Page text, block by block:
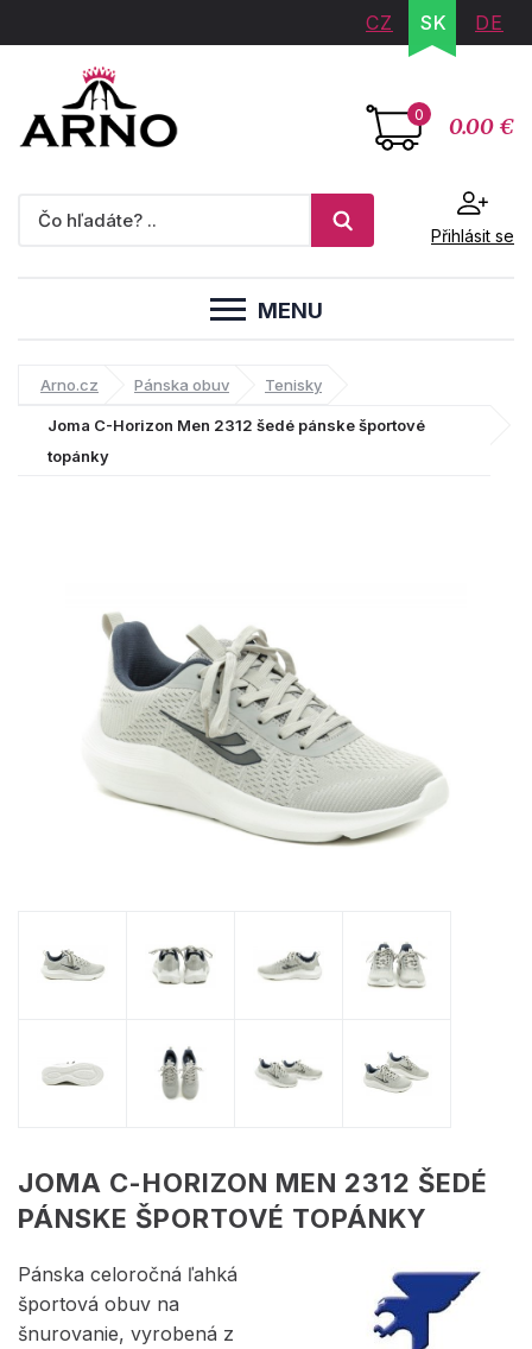
CZ SK DE
0 0.00 €
Přihlásit se
MENU
Arno.cz Pánska obuv Tenisky
Joma C-Horizon Men 2312 šedé pánske športové
topánky
JOMA C-HORIZON MEN 2312 ŠEDÉ
PÁNSKE ŠPORTOVÉ TOPÁNKY
Pánska celoročná ľahká
športová obuv na
šnurovanie, vyrobená z